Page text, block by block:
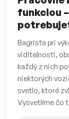
funkciou
Bagrista pri
viditeľnosti,
každý z nich
niektorých
svetlo, ktoré
Vysvetlíme čo